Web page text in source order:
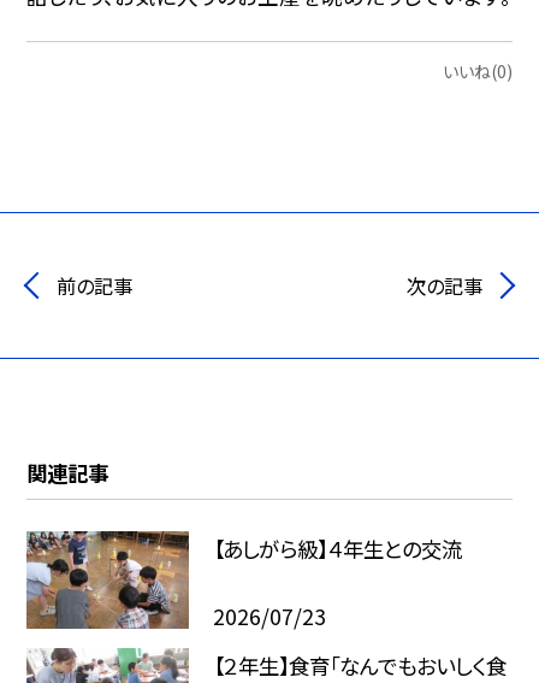
いいね(0)
前の記事 次の記事
関連記事
【あしがら級】４年生との交流
2026/07/23
【２年生】食育「なんでもおいしく食